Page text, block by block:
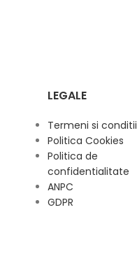
LEGALE
Termeni si conditii
Politica Cookies
Politica de
confidentialitate
ANPC
GDPR